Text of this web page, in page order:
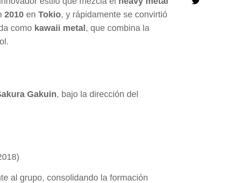
2010 en Tokio, y rápidamente se convirtió
como kawaii metal , que combina la
Gakuin, bajo la dirección del
al grupo, consolidando la formación